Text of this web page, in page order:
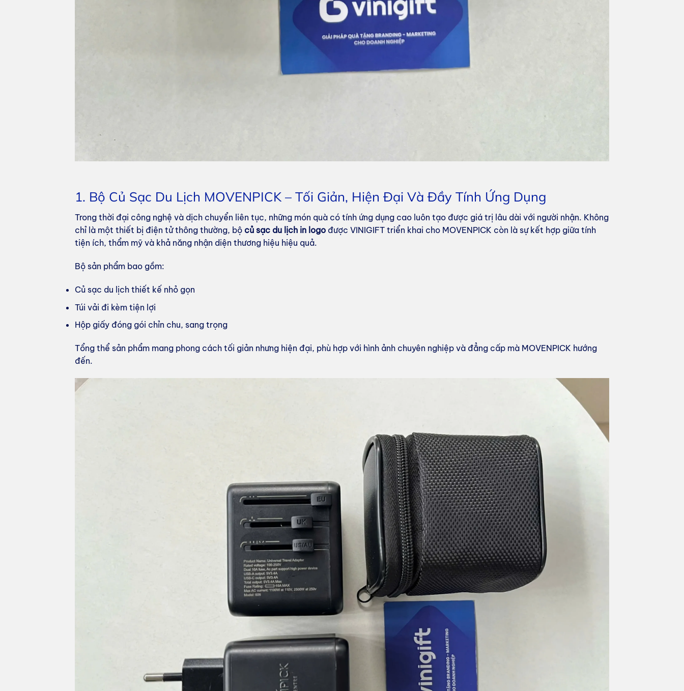
1. Bộ Củ Sạc Du Lịch MOVENPICK – Tối Giản, Hiện Đại Và Đầy Tính Ứng Dụng
Trong thời đại công nghệ và dịch chuyển liên tục, những món quà có tính ứng dụng cao luôn tạo được giá trị lâu dài với người nhận. Không
chỉ là một thiết bị điện tử thông thường, bộ củ sạc du lịch in logo được VINIGIFT triển khai cho MOVENPICK còn là sự kết hợp giữa tính
tiện ích, thẩm mỹ và khả năng nhận diện thương hiệu hiệu quả.
Bộ sản phẩm bao gồm:
Củ sạc du lịch thiết kế nhỏ gọn
Túi vải đi kèm tiện lợi
Hộp giấy đóng gói chỉn chu, sang trọng
Tổng thể sản phẩm mang phong cách tối giản nhưng hiện đại, phù hợp với hình ảnh chuyên nghiệp và đẳng cấp mà MOVENPICK hướng
đến.